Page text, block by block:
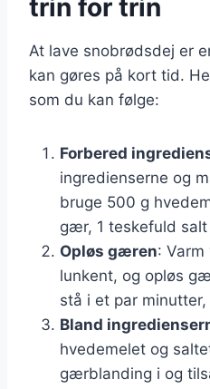
trin for trin
At lave snobrødsdej er
kan gøres på kort tid.
som du kan følge:
Forbered
ingredienserne og
bruge 500 g
gær, 1 teskefuld salt
Opløs gæren:
lunkent, og opløs
stå i et par
Bland
hvedemelet og
gærblanding i og